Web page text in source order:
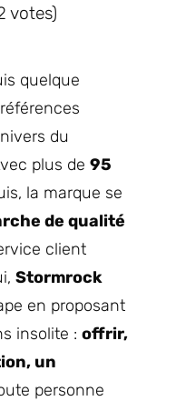
votes)
quelque
du
plus de95
la marque se
de qualité
client
Stormrock
en proposant
insolite :offrir,
un
personne